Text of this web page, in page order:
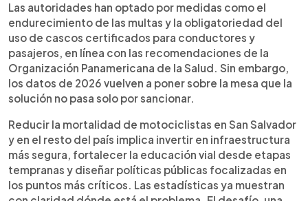
Las autoridades han optado por medidas como el
endurecimiento de las multas y la obligatoriedad del
uso de cascos certificados para conductores y
pasajeros, en línea con las recomendaciones de la
Organización Panamericana de la Salud. Sin embargo,
los datos de 2026 vuelven a poner sobre la mesa que la
solución no pasa solo por sancionar.
Reducir la mortalidad de motociclistas en San Salvador
y en el resto del país implica invertir en infraestructura
más segura, fortalecer la educación vial desde etapas
tempranas y diseñar políticas públicas focalizadas en
los puntos más críticos. Las estadísticas ya muestran